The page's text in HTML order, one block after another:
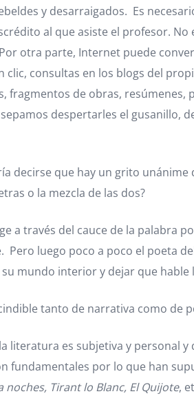
y desarraigados. Es
al que asiste el profesor. No
otra parte, Internet puede
clic, consultas en los blogs del
de obras, resúmenes,
despertarles el gusanillo,
decirse que hay un grito
o la mezcla de las dos?
través del cauce de la palabra
luego poco a poco el poeta
mundo interior y dejar que hable
tanto de narrativa como de
es subjetiva y personal y
fundamentales por lo que han
noches, Tirant lo Blanc, El Quijote,